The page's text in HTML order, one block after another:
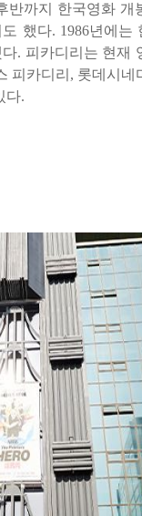
반까지 한국영화 개
도 했다. 1986년에는
다. 피카디리는 현재
피카디리 , 롯데시네
다.